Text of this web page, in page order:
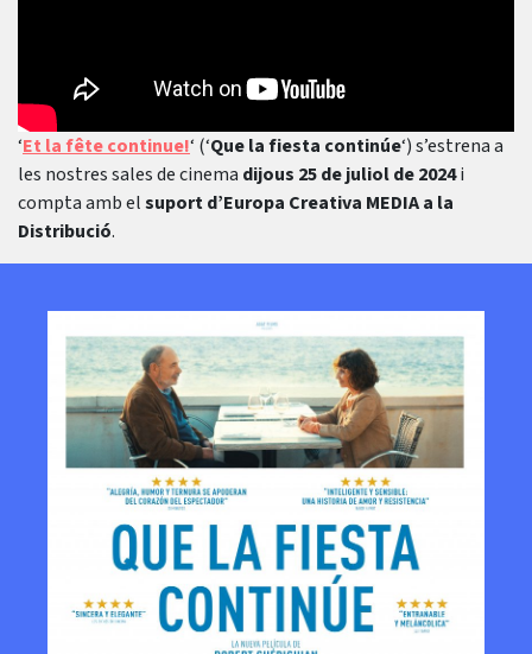
‘Et la fête continue!‘ (‘Que la fiesta continúe‘) s’estrena a
les nostres sales de cinema dijous 25 de juliol de 2024i
compta amb elsuport d’Europa Creativa MEDIA a la
Distribució.